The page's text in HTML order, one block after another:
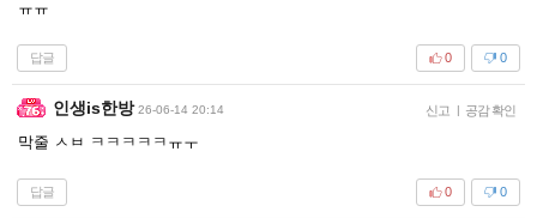
ㅠㅠ
답글 0
0
인생is한방 26-06-14 20:14 신고 | 공감 확인
막줄 ㅅㅂ ㅋㅋㅋㅋㅋㅠㅜ
답글 0
0